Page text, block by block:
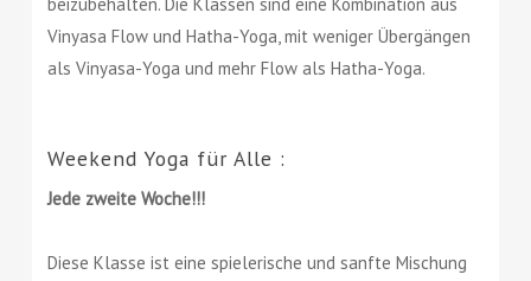
Vinyasa Flow und Hatha-Yoga, mit weniger Übergängen
als Vinyasa-Yoga und mehr Flow als Hatha-Yoga.
Weekend Yoga für Alle :
Jede zweite Woche!!!
Diese Klasse ist eine spielerische und sanfte Mischung